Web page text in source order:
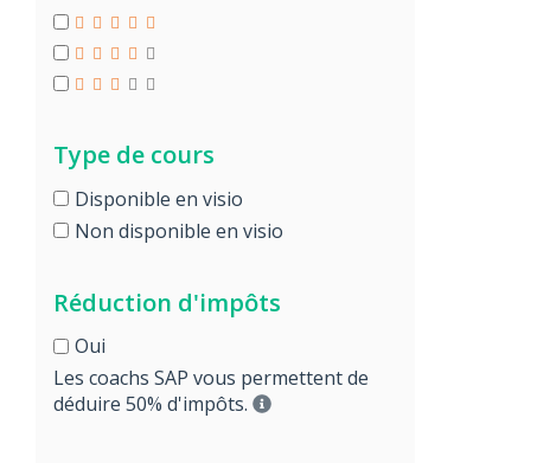
Type de cours
Disponible en visio
Non disponible en visio
Réduction d'impôts
Oui
Les coachs SAP vous permettent de
déduire 50% d'impôts.